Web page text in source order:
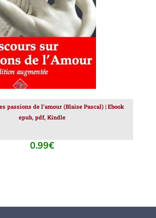
passions de l’amour (Blaise Pascal) | Ebook
epub, pdf, Kindle
0.99€